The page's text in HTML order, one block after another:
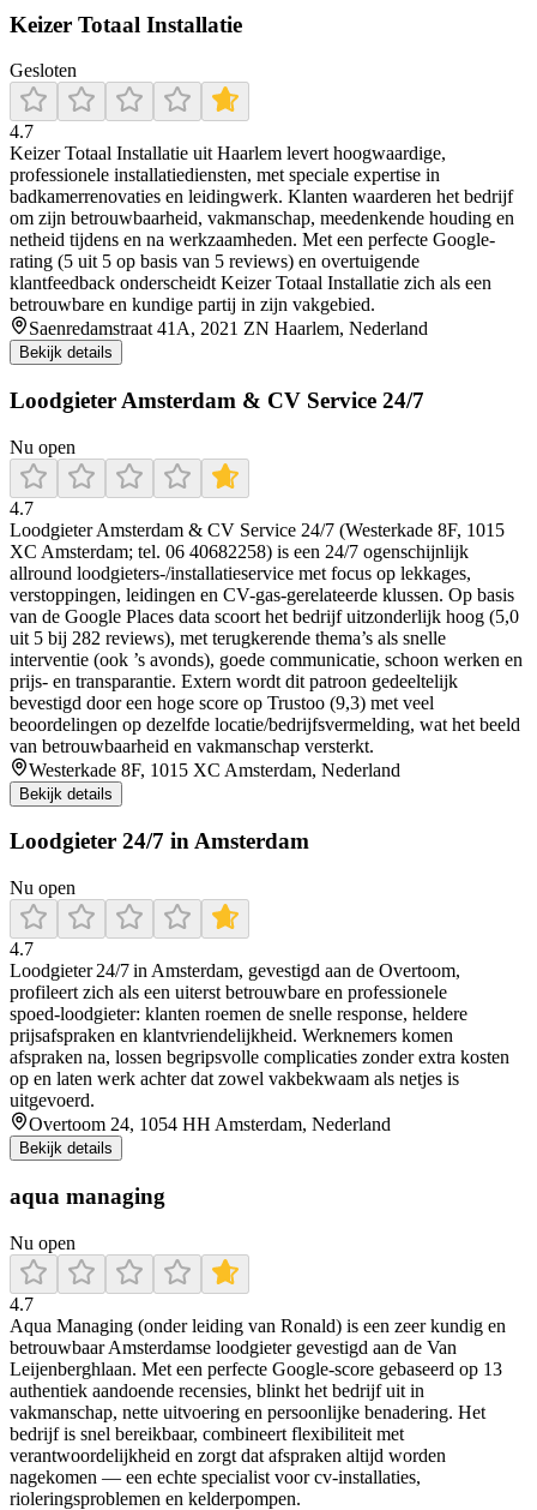
Keizer Totaal Installatie
Gesloten
4.7
Keizer Totaal Installatie uit Haarlem levert hoogwaardige,
professionele installatiediensten, met speciale expertise in
badkamerrenovaties en leidingwerk. Klanten waarderen het bedrijf
om zijn betrouwbaarheid, vakmanschap, meedenkende houding en
netheid tijdens en na werkzaamheden. Met een perfecte Google-
rating (5 uit 5 op basis van 5 reviews) en overtuigende
klantfeedback onderscheidt Keizer Totaal Installatie zich als een
betrouwbare en kundige partij in zijn vakgebied.
Saenredamstraat 41A, 2021 ZN Haarlem, Nederland
Bekijk details
Loodgieter Amsterdam & CV Service 24/7
Nu open
4.7
Loodgieter Amsterdam & CV Service 24/7 (Westerkade 8F, 1015
XC Amsterdam; tel. 06 40682258) is een 24/7 ogenschijnlijk
allround loodgieters-/installatieservice met focus op lekkages,
verstoppingen, leidingen en CV-gas-gerelateerde klussen. Op basis
van de Google Places data scoort het bedrijf uitzonderlijk hoog (5,0
uit 5 bij 282 reviews), met terugkerende thema’s als snelle
interventie (ook ’s avonds), goede communicatie, schoon werken en
prijs- en transparantie. Extern wordt dit patroon gedeeltelijk
bevestigd door een hoge score op Trustoo (9,3) met veel
beoordelingen op dezelfde locatie/bedrijfsvermelding, wat het beeld
van betrouwbaarheid en vakmanschap versterkt.
Westerkade 8F, 1015 XC Amsterdam, Nederland
Bekijk details
Loodgieter 24/7 in Amsterdam
Nu open
4.7
Loodgieter 24/7 in Amsterdam, gevestigd aan de Overtoom,
profileert zich als een uiterst betrouwbare en professionele
spoed‑loodgieter: klanten roemen de snelle response, heldere
prijsafspraken en klantvriendelijkheid. Werknemers komen
afspraken na, lossen begripsvolle complicaties zonder extra kosten
op en laten werk achter dat zowel vakbekwaam als netjes is
uitgevoerd.
Overtoom 24, 1054 HH Amsterdam, Nederland
Bekijk details
aqua managing
Nu open
4.7
Aqua Managing (onder leiding van Ronald) is een zeer kundig en
betrouwbaar Amsterdamse loodgieter gevestigd aan de Van
Leijenberghlaan. Met een perfecte Google-score gebaseerd op 13
authentiek aandoende recensies, blinkt het bedrijf uit in
vakmanschap, nette uitvoering en persoonlijke benadering. Het
bedrijf is snel bereikbaar, combineert flexibiliteit met
verantwoordelijkheid en zorgt dat afspraken altijd worden
nagekomen — een echte specialist voor cv-installaties,
rioleringsproblemen en kelderpompen.